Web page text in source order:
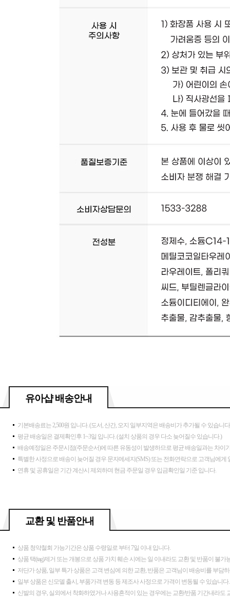
유아샵 배송안내
기본배송료는 2,500원 입니다. (도서, 산간, 오지 일부지역은 배송비가 추가될 수 있습니
평균 배송일은 결제확인후 1~3일 입니다. (설치 상품의 경우 다소 늦어질수 있습니다.)
배송예정일은 주문시점(주문순서)에 따른 유동성이 발생하므로 평균 배송일과는 차이
특별한 사정으로 배송이 늦어질 경우 문자메세지(SMS) 또는 전화연락으로 고객님에게
연휴 및 공휴일은 기간 계산시 제외하며 현금 주문일 경우 입금확인일 기준 입니다.
교환 및 반품안내
상품 청약철회 가능기간은 상품 수령일로 부터 7일 이내 입니다.
상품 택(tag)제거 또는 개봉으로 상품 가치 훼손 시에는 일 이내라도 교환 및 반품이 불가
저단가 상품, 일부 특가 상품은 고객 변심에 의한 교환, 반품은 고객님이 배송비를 부담
일부 상품은 신모델 출시, 부품가격 변동 등 제조사 사정으로 가격이 변동될 수 있습니다.
신발의 경우, 실외에서 착화하였거나 사용흔적이 있는 경우에는 교환/반품 기간내라도